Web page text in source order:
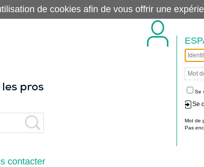
Se
Se
Mot de
Pas
contacter
de cookies afin de vous offrir une